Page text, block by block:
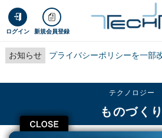
ログイン 新規会員登録
お知らせ プライバシーポリシーを一部
CLOSE
テクノロジー
ものづくり